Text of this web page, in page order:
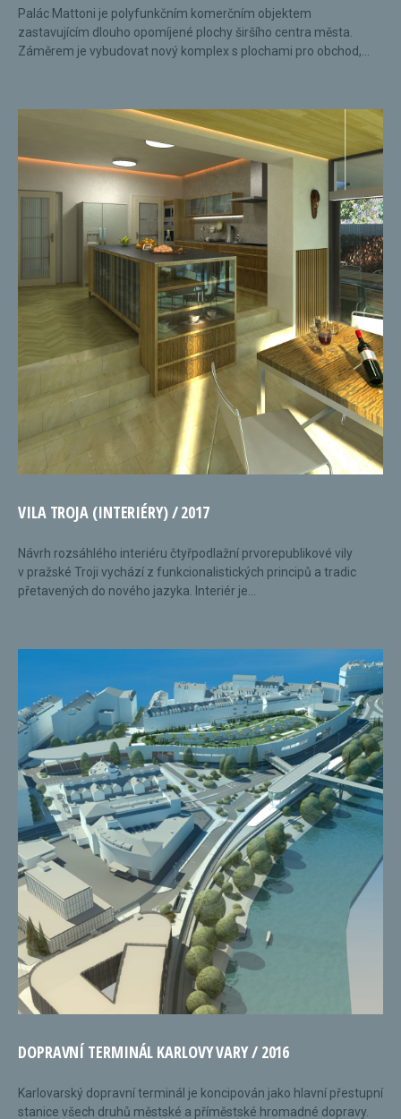
Palác Mattoni je polyfunkčním komerčním objektem
zastavujícím dlouho opomíjené plochy širšího centra města.
Záměrem je vybudovat nový komplex s plochami pro obchod,...
VILA TROJA (INTERIÉRY) / 2017
Návrh rozsáhlého interiéru čtyřpodlažní prvorepublikové vily
v pražské Troji vychází z funkcionalistických principů a tradic
přetavených do nového jazyka. Interiér je...
DOPRAVNÍ TERMINÁL KARLOVY VARY / 2016
Karlovarský dopravní terminál je koncipován jako hlavní přestupní
stanice všech druhů městské a příměstské hromadné dopravy.